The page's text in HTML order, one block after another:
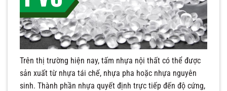
Trên thị trường hiện nay, tấm nhựa nội thất có thể được
sản xuất từ nhựa tái chế, nhựa pha hoặc nhựa nguyên
sinh. Thành phần nhựa quyết định trực tiếp đến độ cứng,